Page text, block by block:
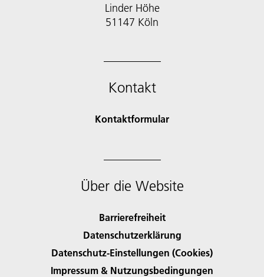
Linder Höhe
51147 Köln
Kontakt
Kontaktformular
Über die Website
Barrierefreiheit
Datenschutzerklärung
Datenschutz-Einstellungen (Cookies)
Impressum & Nutzungsbedingungen